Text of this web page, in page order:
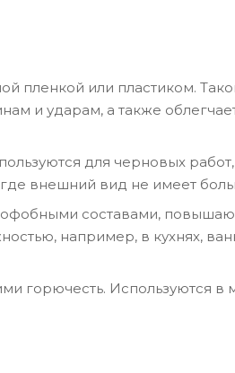
или пластиком.
и ударам, а также
для черновых
внешний вид не имеет
составами,
например, в кухнях,
горючесть. Используются в